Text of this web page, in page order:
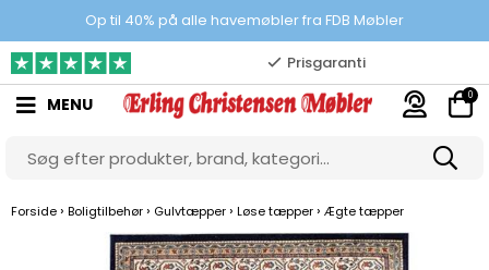
Op til 40% på alle havemøbler fra FDB Møbler
100% danskejet webshop
Prisgaranti
10.000 m2 showroom
Gratis & gode parkeringsforhold
MENU 0
Forside › Boligtilbehør › Gulvtæpper › Løse tæpper › Ægte tæpper